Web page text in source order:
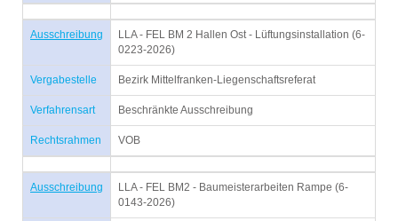
Ausschreibung
LLA - FEL BM 2 Hallen Ost - Lüftungsinstallation (6-
0223-2026)
Vergabestelle Bezirk Mittelfranken-Liegenschaftsreferat
Verfahrensart Beschränkte Ausschreibung
Rechtsrahmen VOB
Ausschreibung
LLA - FEL BM2 - Baumeisterarbeiten Rampe (6-
0143-2026)